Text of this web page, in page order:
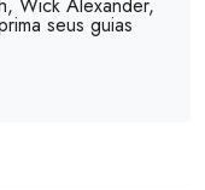
seus guias